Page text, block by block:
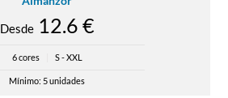
Desde12.6 €
6 cores S - XXL
Mínimo: 5 unidades